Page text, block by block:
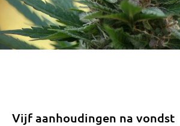
Vijf aanhoudingen na vondst